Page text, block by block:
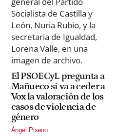
El PSOECyL pregunta a
Mañueco si va a ceder a
Vox la valoración de los
casos de violencia de
género
Ángel Pisano